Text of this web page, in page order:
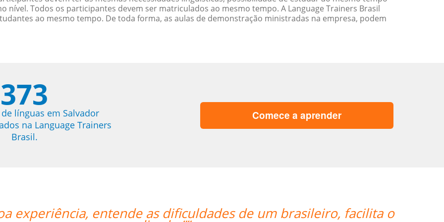
nível. Todos os participantes devem ser matriculados ao mesmo tempo. A Language Trainers Brasil
ao mesmo tempo. De toda forma, as aulas de demonstração ministradas na empresa, podem
373
línguas em Salvador
na Language Trainers
Brasil.
Comece a aprender
experiência, entende as dificuldades de um brasileiro, facilita o